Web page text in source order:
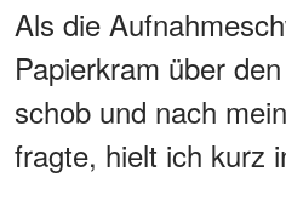
Als die
Papierkram über
schob und nach
fragte, hielt ich kurz